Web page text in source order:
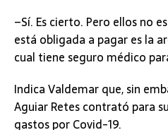
–Sí. Es cierto. Pero ellos no
está obligada a pagar es la
cual tiene seguro médico
Indica Valdemar que, sin
Aguiar Retes contrató para
gastos por Covid-19.